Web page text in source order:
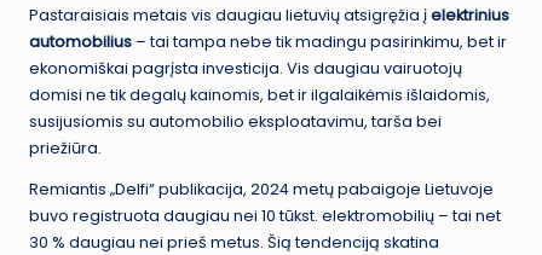
Pastaraisiais metais vis daugiau lietuvių atsigręžia įelektrinius
automobilius – tai tampa nebe tik madingu pasirinkimu, bet ir
ekonomiškai pagrįsta investicija. Vis daugiau vairuotojų
domisi ne tik degalų kainomis, bet ir ilgalaikėmis išlaidomis,
susijusiomis su automobilio eksploatavimu, tarša bei
priežiūra.
Remiantis „Delfi“ publikacija, 2024 metų pabaigoje Lietuvoje
buvo registruota daugiau nei 10 tūkst. elektromobilių – tai net
30 % daugiau nei prieš metus. Šią tendenciją skatina